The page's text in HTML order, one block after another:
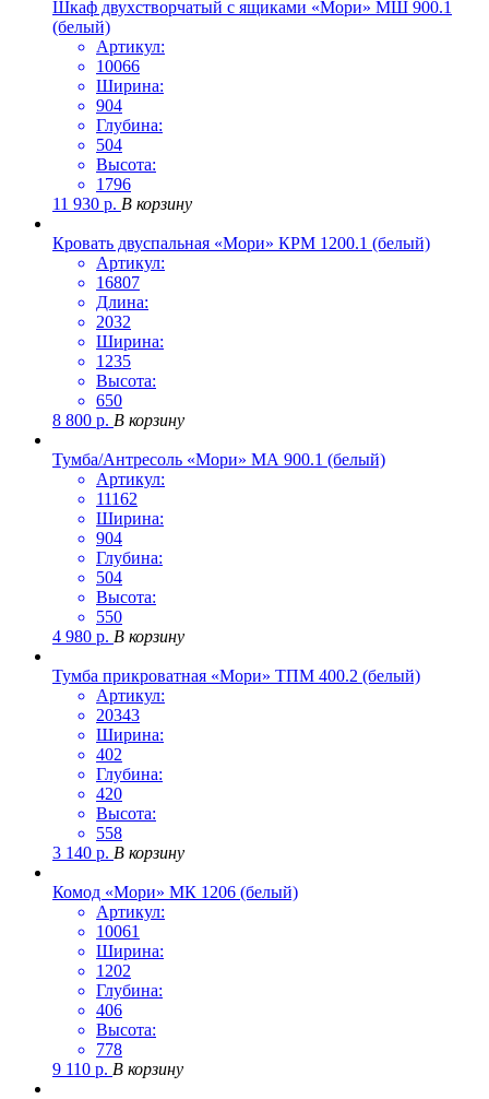
Шкаф двухстворчатый с ящиками «Мори» МШ 900.1
(белый)
Артикул:
10066
Ширина:
904
Глубина:
504
Высота:
1796
11 930 р. В корзину
Кровать двуспальная «Мори» КРМ 1200.1 (белый)
Артикул:
16807
Длина:
2032
Ширина:
1235
Высота:
650
8 800 р. В корзину
Тумба/Антресоль «Мори» МА 900.1 (белый)
Артикул:
11162
Ширина:
904
Глубина:
504
Высота:
550
4 980 р. В корзину
Тумба прикроватная «Мори» ТПМ 400.2 (белый)
Артикул:
20343
Ширина:
402
Глубина:
420
Высота:
558
3 140 р. В корзину
Комод «Мори» МК 1206 (белый)
Артикул:
10061
Ширина:
1202
Глубина:
406
Высота:
778
9 110 р. В корзину